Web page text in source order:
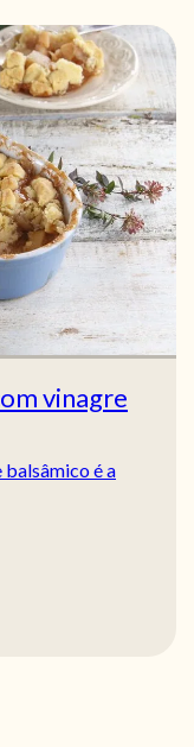
vinagre
balsâmico é a